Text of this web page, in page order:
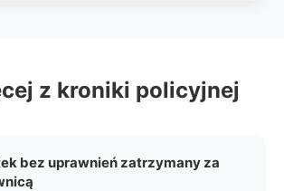
z kroniki policyjnej
bez uprawnień zatrzymany za